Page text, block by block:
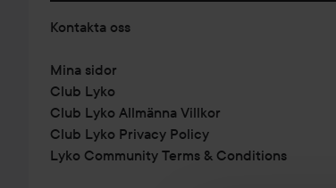
Kontakta oss
Mina sidor
Club Lyko
Club Lyko Allmänna Villkor
Club Lyko Privacy Policy
Lyko Community Terms & Conditions